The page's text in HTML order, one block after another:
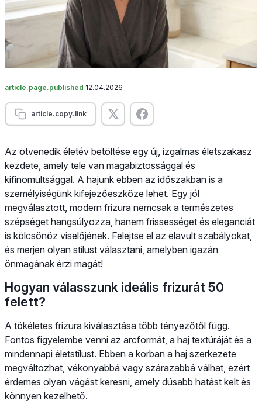
article.page.published 12.04.2026
article.copy.link
Az ötvenedik életév betöltése egy új, izgalmas életszakasz
kezdete, amely tele van magabiztossággal és
kifinomultsággal. A hajunk ebben az időszakban is a
személyiségünk kifejezőeszköze lehet. Egy jól
megválasztott, modern frizura nemcsak a természetes
szépséget hangsúlyozza, hanem frissességet és eleganciát
is kölcsönöz viselőjének. Felejtse el az elavult szabályokat,
és merjen olyan stílust választani, amelyben igazán
önmagának érzi magát!
Hogyan válasszunk ideális frizurát 50
felett?
A tökéletes frizura kiválasztása több tényezőtől függ.
Fontos figyelembe venni az arcformát, a haj textúráját és a
mindennapi életstílust. Ebben a korban a haj szerkezete
megváltozhat, vékonyabbá vagy szárazabbá válhat, ezért
érdemes olyan vágást keresni, amely dúsabb hatást kelt és
könnyen kezelhető.